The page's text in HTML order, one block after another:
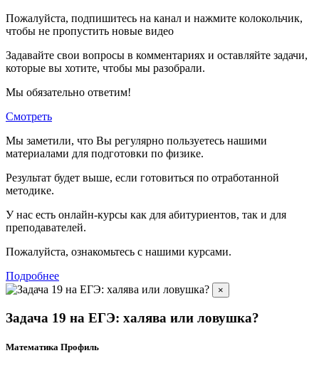
Пожалуйста, подпишитесь на канал и нажмите колокольчик,
чтобы не пропустить новые видео
Задавайте свои вопросы в комментариях и оставляйте задачи,
которые вы хотите, чтобы мы разобрали.
Мы обязательно ответим!
Смотреть
Мы заметили, что Вы регулярно пользуетесь нашими
материалами для подготовки по физике.
Результат будет выше, если готовиться по отработанной
методике.
У нас есть онлайн-курсы как для абитуриентов, так и для
преподавателей.
Пожалуйста, ознакомьтесь с нашими курсами.
Подробнее
×
Задача 19 на ЕГЭ: халява или ловушка?
Математика Профиль